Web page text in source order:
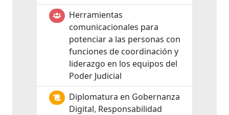
Herramientas
comunicacionales para
potenciar a las personas con
funciones de coordinación y
liderazgo en los equipos del
Poder Judicial
Diplomatura en Gobernanza
Digital, Responsabilidad